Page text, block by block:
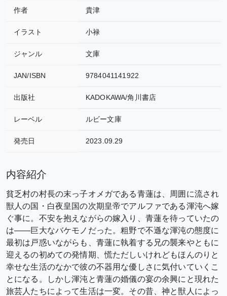
作者 貴津
イラスト 小禄
ジャンル 文庫
JAN/ISBN 9784041141922
出版社 KADOKAWA/角川書店
レーベル ルビー文庫
発売日 2023.09.29
内容紹介
貧乏村の村長の末っ子オメガである青蓮は、周囲に流され
獣人の国・白夜皇国の次期皇帝でアルファである渾沌へ嫁
ぐ事に。不安を抱えながらの嫁入り、青蓮を待っていたの
は――巨大なバケモノだった。粗野で不遜な渾沌の態度に
最初は戸惑いながらも、青蓮に執着する兄の襲来やともに
迎えるの初めての発情期、慌ただしいけれどもほんのりと
幸せな生活のなかで彼の不器用な優しさに気付いていくこ
とになる。しかし渾沌と青蓮の婚儀の宴の余興にと現れた
旅芸人たちによって生活は一変。その昔、神と獣人によっ